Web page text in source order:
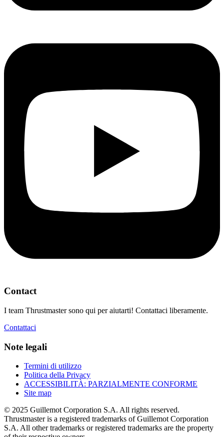
Contact
I team Thrustmaster sono qui per aiutarti! Contattaci liberamente.
Contattaci
Note legali
Termini di utilizzo
Politica della Privacy
ACCESSIBILITÀ: PARZIALMENTE CONFORME
Site map
© 2025 Guillemot Corporation S.A. All rights reserved.
Thrustmaster is a registered trademarks of Guillemot Corporation
S.A. All other trademarks or registered trademarks are the property